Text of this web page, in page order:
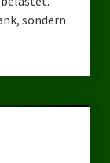
sondern